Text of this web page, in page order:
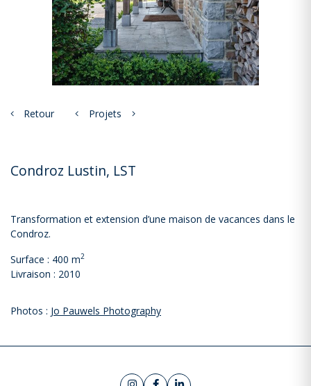
Retour Projets
Condroz Lustin, LST
Transformation et extension d’une maison de vacances dans le
Condroz.
Surface : 400 m2
Livraison : 2010
Photos : Jo Pauwels Photography